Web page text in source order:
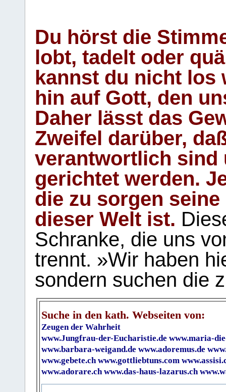
Du hörst die
lobt, tadelt oder
kannst du nicht los
hin auf Gott, den
Daher lässt das
Zweifel darüber,
verantwortlich sind
gerichtet werden.
die zu sorgen
dieser Welt ist.
Schranke, die uns
trennt. »Wir haben
sondern suchen die
Suche in den kath. Webseiten von:
Zeugen der Wahrheit
www.Jungfrau-der-Eucharistie.de www.maria-
www.barbara-weigand.de www.adoremus.de
www.gebete.ch www.gottliebtuns.com
www.adorare.ch www.das-haus-lazarus.ch